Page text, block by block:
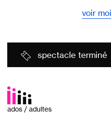
voir
spectacle terminé
ados / adultes